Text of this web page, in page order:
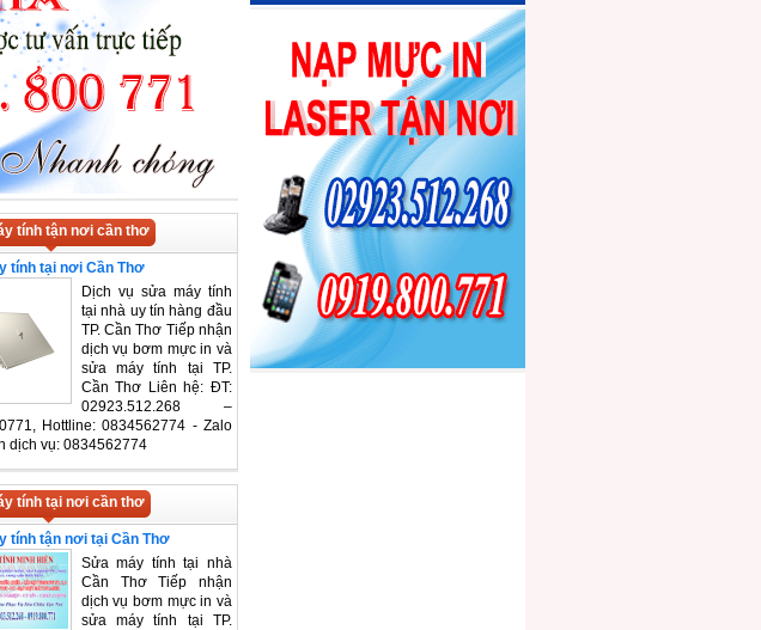
tính tận nơi cần thơ
tính tại nơi Cần Thơ
Dịch vụ sửa máy tính
tại nhà uy tín hàng đầu
TP. Cần Thơ Tiếp nhận
dịch vụ bơm mực in và
sửa máy tính tại TP.
Cần Thơ Liên hệ: ĐT:
02923.512.268 –
Hottline: 0834562774 - Zalo
dịch vụ: 0834562774
tính tại nơi cần thơ
tính tận nơi tại Cần Thơ
Sửa máy tính tại nhà
Cần Thơ Tiếp nhận
dịch vụ bơm mực in và
sửa máy tính tại TP.